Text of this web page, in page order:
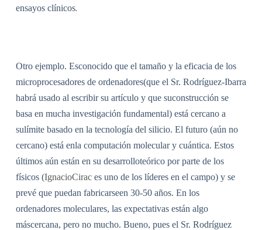
ensayos clínicos.
Otro ejemplo. Esconocido que el tamaño y la eficacia de los
microprocesadores de ordenadores(que el Sr. Rodríguez-Ibarra
habrá usado al escribir su artículo y que suconstrucción se
basa en mucha investigación fundamental) está cercano a
sulímite basado en la tecnología del silicio. El futuro (aún no
cercano) está enla computación molecular y cuántica. Estos
últimos aún están en su desarrolloteórico por parte de los
físicos (IgnacioCiraces uno de los líderes en el campo) y se
prevé que puedan fabricarseen 30-50 años. En los
ordenadores moleculares, las expectativas están algo
máscercana, pero no mucho. Bueno, pues el Sr. Rodríguez